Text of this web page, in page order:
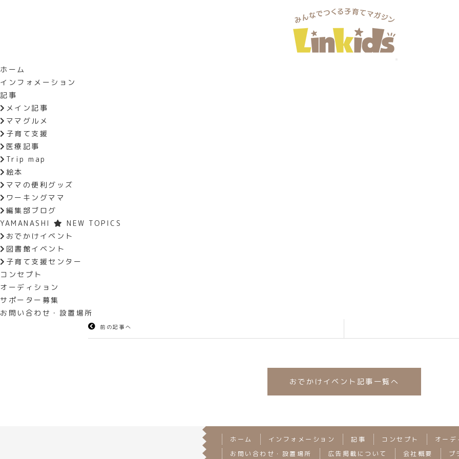
ホーム
インフォメーション
記事
メイン記事
ママグルメ
子育て支援
医療記事
Trip map
絵本
ママの便利グッズ
ワーキングママ
編集部ブログ
YAMANASHI
NEW TOPICS
おでかけイベント
図書館イベント
子育て支援センター
コンセプト
オーディション
サポーター募集
お問い合わせ・設置場所
【時間】10:00～17:00
前の記事へ
おでかけイベント記事一覧へ
ホーム インフォメーション 記事 コンセプト オーデ
お問い合わせ・設置場所
広告掲載について 会社概要 プ